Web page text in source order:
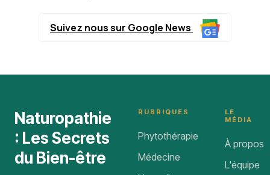
Suivez nous sur Google News
Naturopathie
: Les Secrets
du Bien-être
RUBRIQUES
Phytothérapie
Médecine
LE
MÉDIA
À propos
L'équipe